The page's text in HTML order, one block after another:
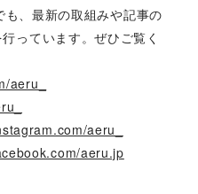
、最新の取組みや記事の
っています。ぜひご覧く
aeru_
aeru_
aeru.jp